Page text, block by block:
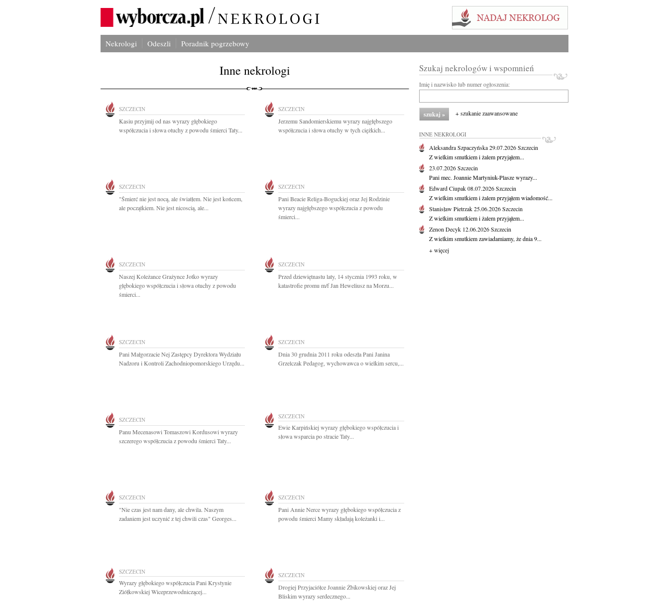
Nekrologi Odeszli Poradnik pogrzebowy
Inne nekrologi
SZCZECIN
Kasiu przyjmij od nas wyrazy głębokiego
współczucia i słowa otuchy z powodu śmierci Taty...
SZCZECIN
Jerzemu Sandomierskiemu wyrazy najgłębszego
współczucia i słowa otuchy w tych ciężkich...
SZCZECIN
"Śmierć nie jest nocą, ale światłem. Nie jest końcem,
ale początkiem. Nie jest nicoscią, ale...
SZCZECIN
Pani Beacie Religa-Boguckiej oraz Jej Rodzinie
wyrazy najgłębszego współczucia z powodu
śmierci...
SZCZECIN
Naszej Koleżance Grażynce Jotko wyrazy
głębokiego współczucia i słowa otuchy z powodu
śmierci...
SZCZECIN
Przed dziewiętnastu laty, 14 stycznia 1993 roku, w
katastrofie promu m/f Jan Heweliusz na Morzu...
SZCZECIN
Pani Małgorzacie Nej Zastępcy Dyrektora Wydziału
Nadzoru i Kontroli Zachodniopomorskiego Urzędu...
SZCZECIN
Dnia 30 grudnia 2011 roku odeszła Pani Janina
Grzelczak Pedagog, wychowawca o wielkim sercu,...
SZCZECIN
Panu Mecenasowi Tomaszowi Kordusowi wyrazy
szczerego współczucia z powodu śmierci Taty...
SZCZECIN
Ewie Karpińskiej wyrazy głębokiego współczucia i
słowa wsparcia po stracie Taty...
SZCZECIN
"Nie czas jest nam dany, ale chwila. Naszym
zadaniem jest uczynić z tej chwili czas" Georges...
SZCZECIN
Pani Annie Nerce wyrazy głębokiego współczucia z
powodu śmierci Mamy składają koleżanki i...
SZCZECIN
Wyrazy głębokiego współczucia Pani Krystynie
Ziółkowskiej Wiceprzewodniczącej...
SZCZECIN
Drogiej Przyjaciółce Joannie Żbikowskiej oraz Jej
Bliskim wyrazy serdecznego...
Szukaj nekrologów i wspomnień
Imię i nazwisko lub numer ogłoszenia:
+ szukanie zaawansowane
INNE NEKROLOGI
Aleksandra Szpaczyńska29.07.2026Szczecin
Z wielkim smutkiem i żalem przyjąłem...
23.07.2026Szczecin
Pani mec. Joannie Martyniuk-Plasze wyrazy...
Edward Ciupak08.07.2026Szczecin
Z wielkim smutkiem i żalem przyjąłem wiadomość...
Stanisław Pietrzak25.06.2026Szczecin
Z wielkim smutkiem i żalem przyjąłem...
Zenon Decyk 12.06.2026Szczecin
Z wielkim smutkiem zawiadamiamy, że dnia 9...
+ więcej